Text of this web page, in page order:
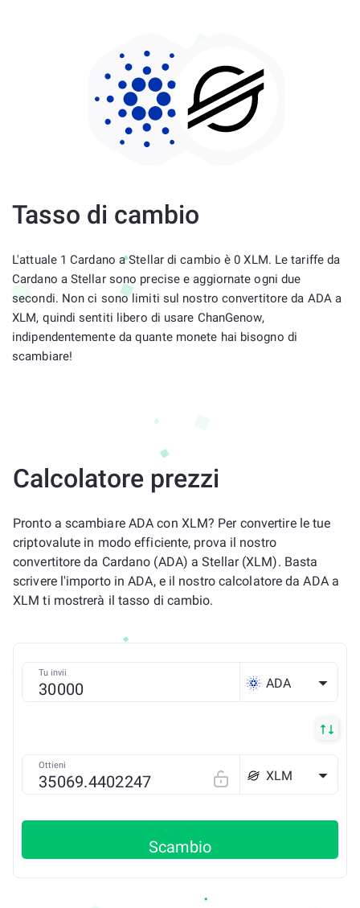
Tasso di cambio
L'attuale 1 Cardano a Stellar di cambio è 0 XLM. Le tariffe da
Cardano a Stellar sono precise e aggiornate ogni due
secondi. Non ci sono limiti sul nostro convertitore da ADA a
XLM, quindi sentiti libero di usare ChanGenow,
indipendentemente da quante monete hai bisogno di
scambiare!
Calcolatore prezzi
Pronto a scambiare ADA con XLM? Per convertire le tue
criptovalute in modo efficiente, prova il nostro
convertitore da Cardano (ADA) a Stellar (XLM). Basta
scrivere l'importo in ADA, e il nostro calcolatore da ADA a
XLM ti mostrerà il tasso di cambio.
Tu invii
ADA
Ottieni
XLM
Scambio